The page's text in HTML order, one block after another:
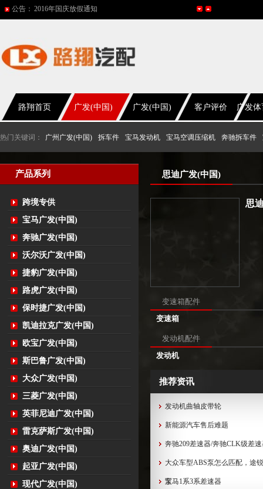
公告： 2016年国庆放假通知
五一放假通知
2017年春节放假通知
路翔首页 广发(中国) 广发(中国) 客户评价 广发
热门关键词： 广州广发(中国) 拆车件 宝马发动机 宝马空调压缩机 奔驰拆车件
产品系列
跨境专供
宝马广发(中国)
奔驰广发(中国)
沃尔沃广发(中国)
捷豹广发(中国)
路虎广发(中国)
保时捷广发(中国)
凯迪拉克广发(中国)
欧宝广发(中国)
斯巴鲁广发(中国)
大众广发(中国)
三菱广发(中国)
英菲尼迪广发(中国)
雷克萨斯广发(中国)
奥迪广发(中国)
起亚广发(中国)
现代广发(中国)
思迪广发(中国)
思
变速箱配件
变速箱
发动机配件
发动机
推荐资讯
发动机曲轴皮带轮
新能源汽车售后难题
奔驰209差速器/奔驰CLK级差
大众车型ABS泵怎么匹配，途
泵...
宝马1系3系差速器